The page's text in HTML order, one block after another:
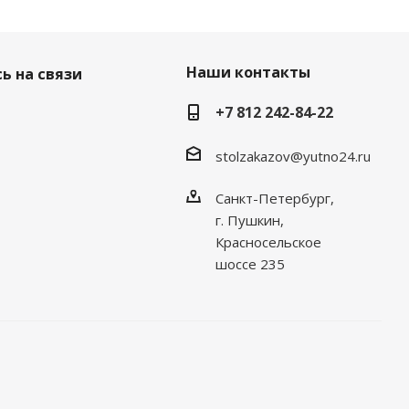
на связи
Наши контакты
+7 812 242-84-22
stolzakazov@yutno24.ru
Санкт-Петербург,
г. Пушкин,
Красносельское
шоссе 235